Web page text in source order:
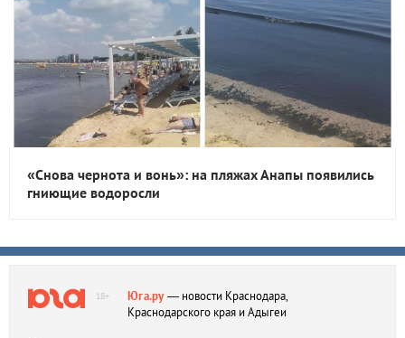
«Снова чернота и вонь»: на пляжах Анапы появились
гниющие водоросли
18+ Юга.ру— новости Краснодара,
Краснодарского края и Адыгеи